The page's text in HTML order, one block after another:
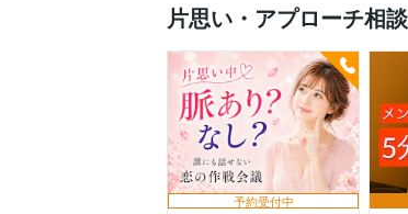
片思い・アプローチ相
予約受付中